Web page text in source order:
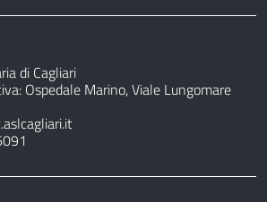
di Cagliari
Ospedale Marino, Viale Lungomare